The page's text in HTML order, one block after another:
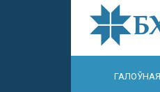
ГАЛОЎНАЯ